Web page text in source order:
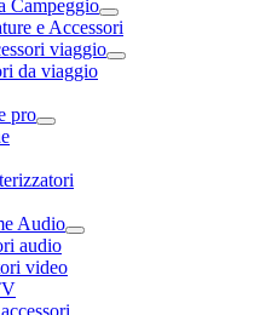
Campeggio
e Accessori
viaggio
da viaggio
pro
Audio
audio
video